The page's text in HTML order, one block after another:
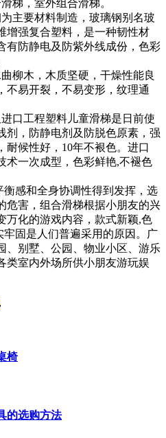
梯，室外组合滑梯。
主要材料制造，玻璃钢别名玻
增强复合塑料，是一种韧性材
有防静电及防紫外线成份，色彩
柳木，木质坚硬，干燥性能良
不易开裂，不易变形，纹理通
口工程塑料儿童滑梯是日前使
剂，防静电剂及防脱色原素，强
耐候性好，10年不裉色。进口
术一次成型，色彩鲜艳,不褪色
感和全身协调性得到发挥，选
危害，组合滑梯根据小朋友的兴
万化的游戏内容，款式新颖,色
固是人们普遍采用的原因。广
、别墅、公园、物业小区、游乐
类室内外场所供小朋友游玩娱
,
椅
的选购方法